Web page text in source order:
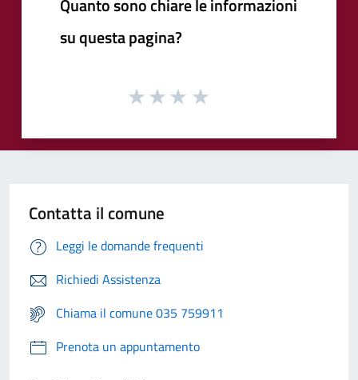
su questa pagina?
Contatta il comune
Leggi le domande frequenti
Richiedi Assistenza
Chiama il comune 035 759911
Prenota un appuntamento